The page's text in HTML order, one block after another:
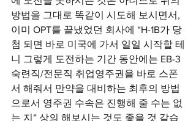
방법을 그대로 똑같이 시도해 보시면서,
이미 OPT를 끝냈었던 회사에 “H-1B가 당
첨 되면 바로 미국에 가서 일일 시작할 테
니 그렇게 도전하는 기간 동안에는 EB-3
숙련직/전문직 취업영주권을 바로 스폰
서 해줘서 만약을 대비하는 최후의 방법
으로서 영주권 수속은 진행해 줄 수는 없
는 지” 상의 해보시는 것도 좋을 것 같습